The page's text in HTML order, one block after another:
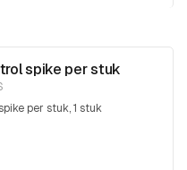
spike per stuk
per stuk, 1 stuk